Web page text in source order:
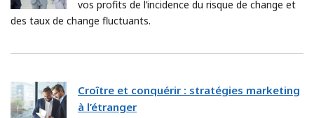
vos profits de l’incidence du risque de change et
des taux de change fluctuants.
Croître et conquérir : stratégies marketing
à l’étranger